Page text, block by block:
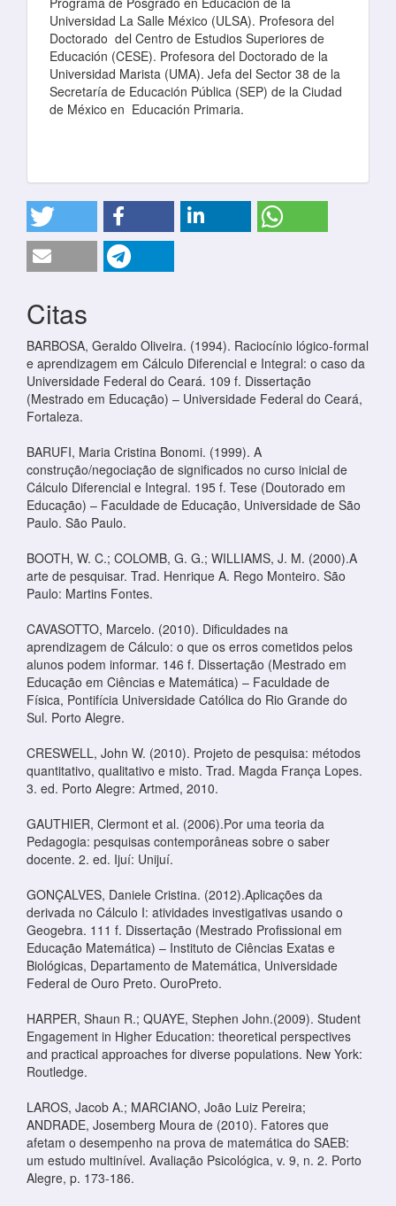
Universidad La Salle México (ULSA). Profesora del
Doctorado del Centro de Estudios Superiores de
Educación (CESE). Profesora del Doctorado de la
Universidad Marista (UMA). Jefa del Sector 38 de la
Secretaría de Educación Pública (SEP) de la Ciudad
de México en Educación Primaria.
Citas
BARBOSA, Geraldo Oliveira. (1994). Raciocínio lógico-formal
e aprendizagem em Cálculo Diferencial e Integral: o caso da
Universidade Federal do Ceará. 109 f. Dissertação
(Mestrado em Educação) – Universidade Federal do Ceará,
Fortaleza.
BARUFI, Maria Cristina Bonomi. (1999). A
construção/negociação de significados no curso inicial de
Cálculo Diferencial e Integral. 195 f. Tese (Doutorado em
Educação) – Faculdade de Educação, Universidade de São
Paulo. São Paulo.
BOOTH, W. C.; COLOMB, G. G.; WILLIAMS, J. M. (2000).A
arte de pesquisar. Trad. Henrique A. Rego Monteiro. São
Paulo: Martins Fontes.
CAVASOTTO, Marcelo. (2010). Dificuldades na
aprendizagem de Cálculo: o que os erros cometidos pelos
alunos podem informar. 146 f. Dissertação (Mestrado em
Educação em Ciências e Matemática) – Faculdade de
Física, Pontifícia Universidade Católica do Rio Grande do
Sul. Porto Alegre.
CRESWELL, John W. (2010). Projeto de pesquisa: métodos
quantitativo, qualitativo e misto. Trad. Magda França Lopes.
3. ed. Porto Alegre: Artmed, 2010.
GAUTHIER, Clermont et al. (2006).Por uma teoria da
Pedagogia: pesquisas contemporâneas sobre o saber
docente. 2. ed. Ijuí: Unijuí.
GONÇALVES, Daniele Cristina. (2012).Aplicações da
derivada no Cálculo I: atividades investigativas usando o
Geogebra. 111 f. Dissertação (Mestrado Profissional em
Educação Matemática) – Instituto de Ciências Exatas e
Biológicas, Departamento de Matemática, Universidade
Federal de Ouro Preto. OuroPreto.
HARPER, Shaun R.; QUAYE, Stephen John.(2009). Student
Engagement in Higher Education: theoretical perspectives
and practical approaches for diverse populations. New York:
Routledge.
LAROS, Jacob A.; MARCIANO, João Luiz Pereira;
ANDRADE, Josemberg Moura de (2010). Fatores que
afetam o desempenho na prova de matemática do SAEB:
um estudo multinível. Avaliação Psicológica, v. 9, n. 2. Porto
Alegre, p. 173-186.